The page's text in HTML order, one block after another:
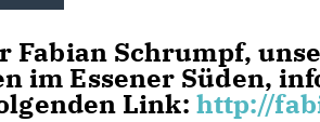
Fabian Schrumpf,
im Essener Süden,
Link: http://